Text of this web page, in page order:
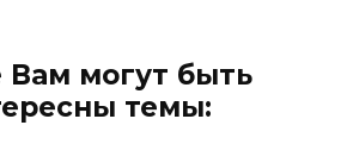
Вам могут быть
темы: